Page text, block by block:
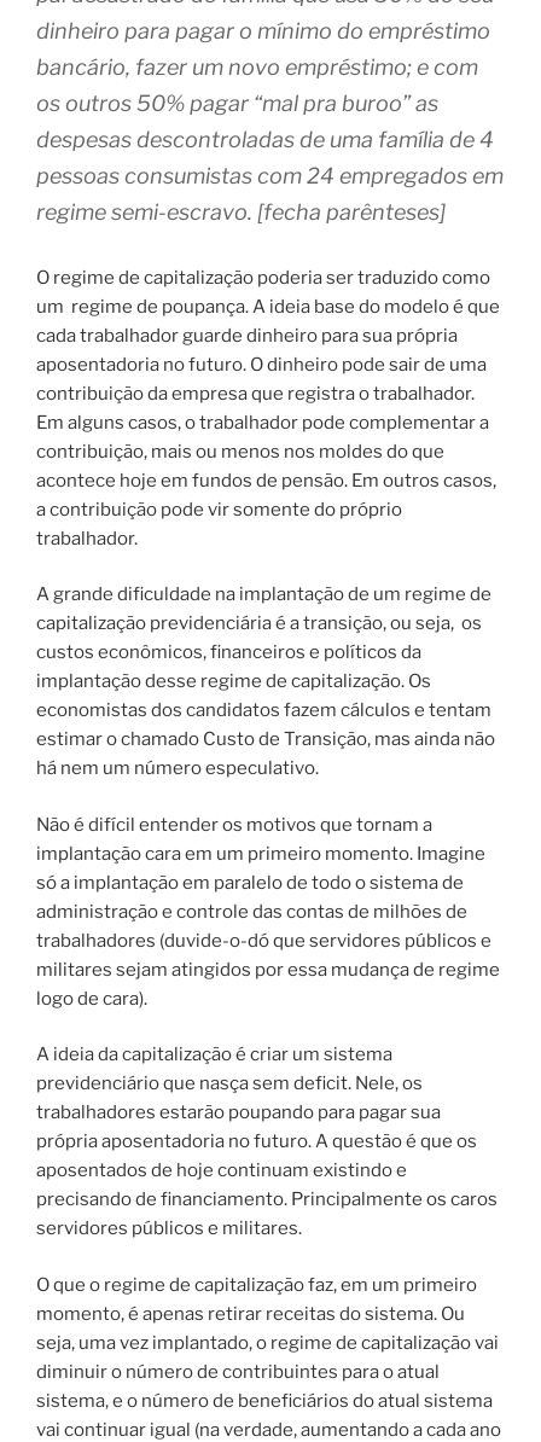
dinheiro para pagar o mínimo do empréstimo
bancário, fazer um novo empréstimo; e com
os outros 50% pagar “mal pra buroo” as
despesas descontroladas de uma família de 4
pessoas consumistas com 24 empregados em
regime semi-escravo. [fecha parênteses]
O regime de capitalização poderia ser traduzido como
um regime de poupança. A ideia base do modelo é que
cada trabalhador guarde dinheiro para sua própria
aposentadoria no futuro. O dinheiro pode sair de uma
contribuição da empresa que registra o trabalhador.
Em alguns casos, o trabalhador pode complementar a
contribuição, mais ou menos nos moldes do que
acontece hoje em fundos de pensão. Em outros casos,
a contribuição pode vir somente do próprio
trabalhador.
A grande dificuldade na implantação de um regime de
capitalização previdenciária é a transição, ou seja, os
custos econômicos, financeiros e políticos da
implantação desse regime de capitalização. Os
economistas dos candidatos fazem cálculos e tentam
estimar o chamado Custo de Transição, mas ainda não
há nem um número especulativo.
Não é difícil entender os motivos que tornam a
implantação cara em um primeiro momento. Imagine
só a implantação em paralelo de todo o sistema de
administração e controle das contas de milhões de
trabalhadores (duvide-o-dó que servidores públicos e
militares sejam atingidos por essa mudança de regime
logo de cara).
A ideia da capitalização é criar um sistema
previdenciário que nasça sem deficit. Nele, os
trabalhadores estarão poupando para pagar sua
própria aposentadoria no futuro.A questão é que os
aposentados de hoje continuam existindo e
precisando de financiamento. Principalmente os caros
servidores públicos e militares.
O que o regime de capitalização faz, em um primeiro
momento, é apenas retirar receitas do sistema. Ou
seja, uma vez implantado, o regime de capitalização vai
diminuir o número de contribuintes para o atual
sistema, e o número de beneficiários do atual sistema
vai continuar igual (na verdade, aumentando a cada ano